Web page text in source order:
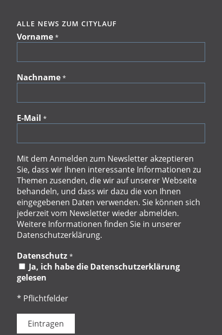
ALLE NEWS ZUM CITYLAUF
Vorname *
Nachname *
E-Mail *
Mit dem Anmelden zum Newsletter akzeptieren
Sie, dass wir Ihnen interessante Informationen zu
Themen zusenden, die wir auf unserer Webseite
behandeln, und dass wir dazu die von Ihnen
eingegebenen Daten verwenden. Sie können sich
jederzeit vom Newsletter wieder abmelden.
Weitere Informationen finden Sie in unserer
Datenschutzerklärung.
Datenschutz *
Ja, ich habe die Datenschutzerklärung
gelesen
* Pflichtfelder